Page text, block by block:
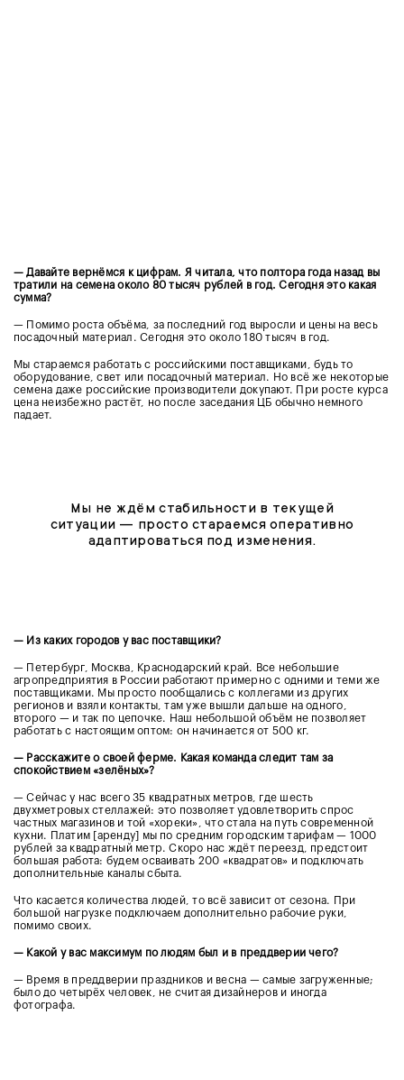
— Давайте вернёмся к цифрам. Я читала, что полтора года назад вы
тратили на семена около 80 тысяч рублей в год. Сегодня это какая
сумма?
— Помимо роста объёма, за последний год выросли и цены на весь
посадочный материал. Сегодня это около 180 тысяч в год.
Мы стараемся работать с российскими поставщиками, будь то
оборудование, свет или посадочный материал. Но всё же некоторые
семена даже российские производители докупают. При росте курса
цена неизбежно растёт, но после заседания ЦБ обычно немного
падает.
Мы не ждём стабильности в текущей
ситуации — просто стараемся оперативно
адаптироваться под изменения.
— Из каких городов у вас поставщики?
— Петербург, Москва, Краснодарский край. Все небольшие
агропредприятия в России работают примерно с одними и теми же
поставщиками. Мы просто пообщались с коллегами из других
регионов и взяли контакты, там уже вышли дальше на одного,
второго — и так по цепочке. Наш небольшой объём не позволяет
работать с настоящим оптом: он начинается от 500 кг.
— Расскажите о своей ферме. Какая команда следит там за
спокойствием «зелёных»?
— Сейчас у нас всего 35 квадратных метров, где шесть
двухметровых стеллажей: это позволяет удовлетворить спрос
частных магазинов и той «хореки», что стала на путь современной
кухни. Платим [аренду] мы по средним городским тарифам — 1000
рублей за квадратный метр. Скоро нас ждёт переезд, предстоит
большая работа: будем осваивать 200 «квадратов» и подключать
дополнительные каналы сбыта.
Что касается количества людей, то всё зависит от сезона. При
большой нагрузке подключаем дополнительно рабочие руки,
помимо своих.
— Какой у вас максимум по людям был и в преддверии чего?
— Время в преддверии праздников и весна — самые загруженные;
было до четырёх человек, не считая дизайнеров и иногда
фотографа.